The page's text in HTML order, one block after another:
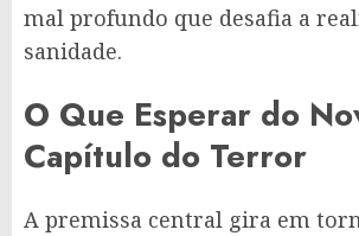
mal profundo que desafia a
sanidade.
O Que Esperar do
Capítulo do Terror
A premissa central gira em